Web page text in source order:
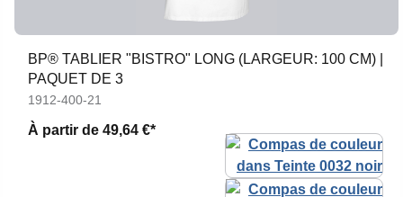
BP® TABLIER "BISTRO" LONG (LARGEUR: 100 CM) |
PAQUET DE 3
1912-400-21
À partir de 49,64 €*